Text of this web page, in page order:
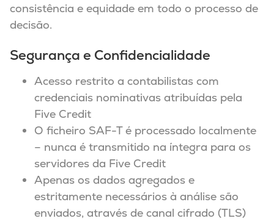
consistência e equidade em todo o processo de
decisão.
Segurança e Confidencialidade
Acesso restrito a contabilistas com
credenciais nominativas atribuídas pela
Five Credit
O ficheiro SAF-T é processado localmente
– nunca é transmitido na íntegra para os
servidores da Five Credit
Apenas os dados agregados e
estritamente necessários à análise são
enviados, através de canal cifrado (TLS)